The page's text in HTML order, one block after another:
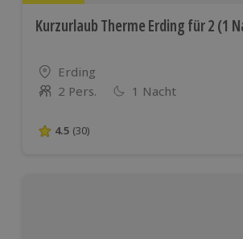
Kurzurlaub Therme Erding für 2 (1
Standort
Erding
Anzahl der Teilnehmer
2 Pers. 1 Nacht
4.5 von 5 Sternen basierend auf 30
4.5 (30)